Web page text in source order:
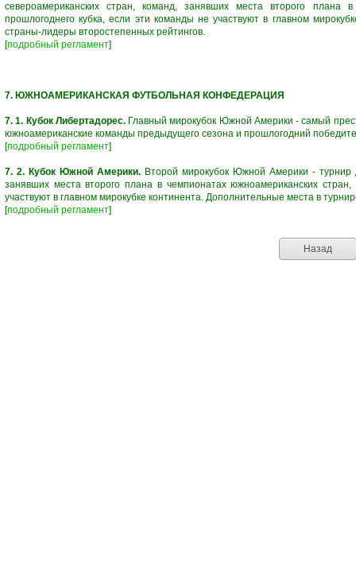
североамериканских стран, команд, занявших места второго плана
прошлогоднего кубка, если эти команды не участвуют в главном
страны-лидеры второстепенных рейтингов.
[подробный регламент]
7. ЮЖНОАМЕРИКАНСКАЯ ФУТБОЛЬНАЯ КОНФЕДЕРАЦИЯ
7. 1. Кубок Либертадорес.Главный мирокубок Южной Америки - самый
южноамериканские команды предыдущего сезона и прошлогодний
[подробный регламент]
7. 2. Кубок Южной Америки. Второй мирокубок Южной Америки - турнир
занявших места второго плана в чемпионатах южноамериканских
участвуют в главном мирокубке континента. Дополнительные места в
[подробный регламент]
Назад